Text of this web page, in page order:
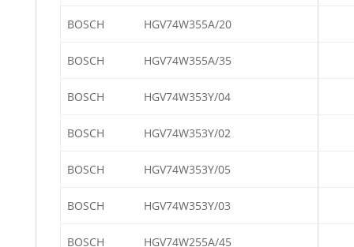
BOSCH HGV74W355A/20
BOSCH HGV74W355A/35
BOSCH HGV74W353Y/04
BOSCH HGV74W353Y/02
BOSCH HGV74W353Y/05
BOSCH HGV74W353Y/03
BOSCH HGV74W255A/45